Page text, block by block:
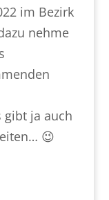
im Bezirk
nehme
gibt ja auch
😉